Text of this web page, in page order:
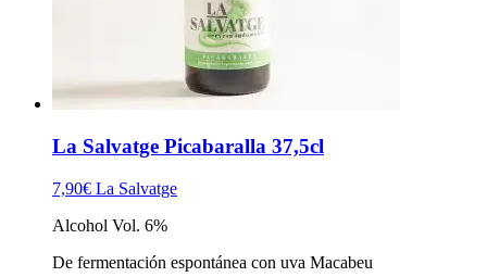
La Salvatge Picabaralla 37,5cl
7,90€ La Salvatge
Alcohol Vol. 6%
De fermentación espontánea con uva Macabeu